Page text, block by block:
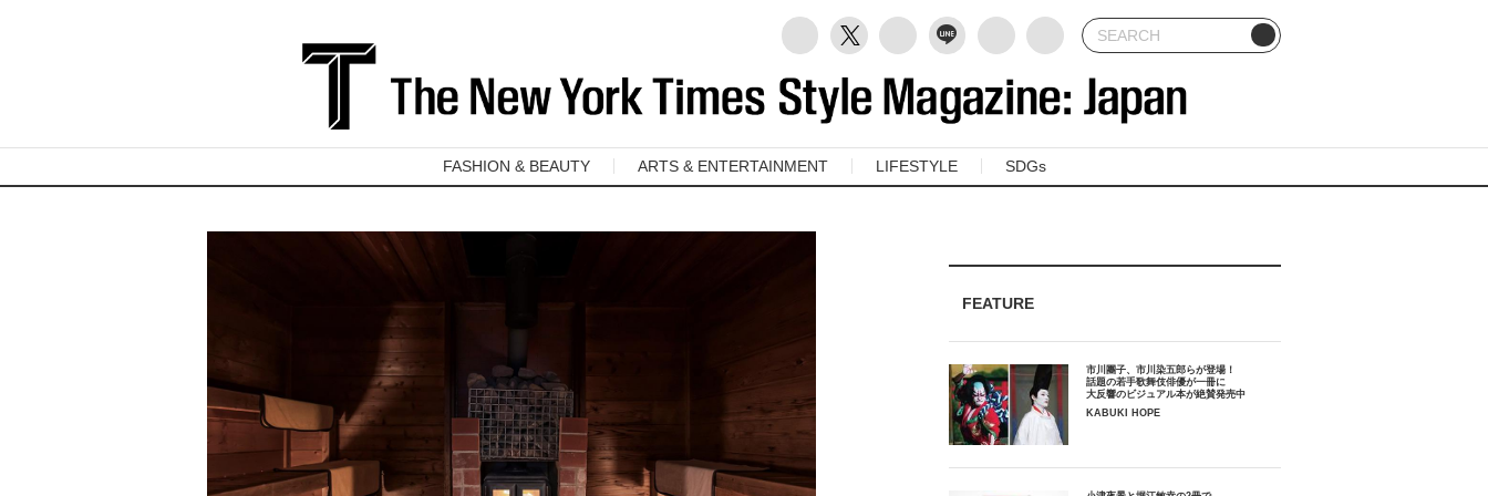
FASHION & BEAUTY ARTS & ENTERTAINMENT LIFESTYLE SDGs
FEATURE
市川團子、市川染五郎らが登場！
話題の若手歌舞伎俳優が一冊に
大反響のビジュアル本が絶賛発売中
KABUKI HOPE